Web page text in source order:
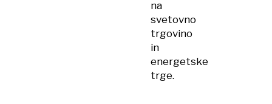
na
svetovno
trgovino
in
energetske
trge.